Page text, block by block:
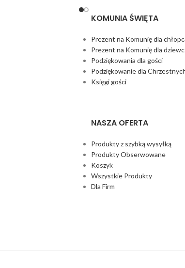
KOMUNIA ŚWIĘTA
Prezent na Komunię dla
Prezent na Komunię dla
Podziękowania dla gości
Podziękowanie dla
Księgi gości
NASZA OFERTA
Produkty z szybką wysyłką
Produkty Obserwowane
Koszyk
Wszystkie Produkty
Dla Firm